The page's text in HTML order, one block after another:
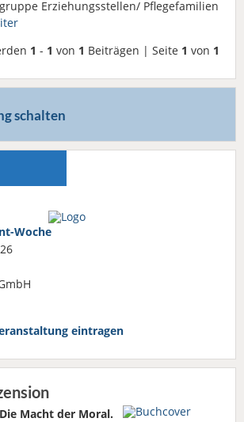
Erziehungsstellen/ Pflegefamilien
1 - 1 von 1 Beiträgen | Seite 1 von 1
schalten
Woche
eintragen
Die Macht der Moral.